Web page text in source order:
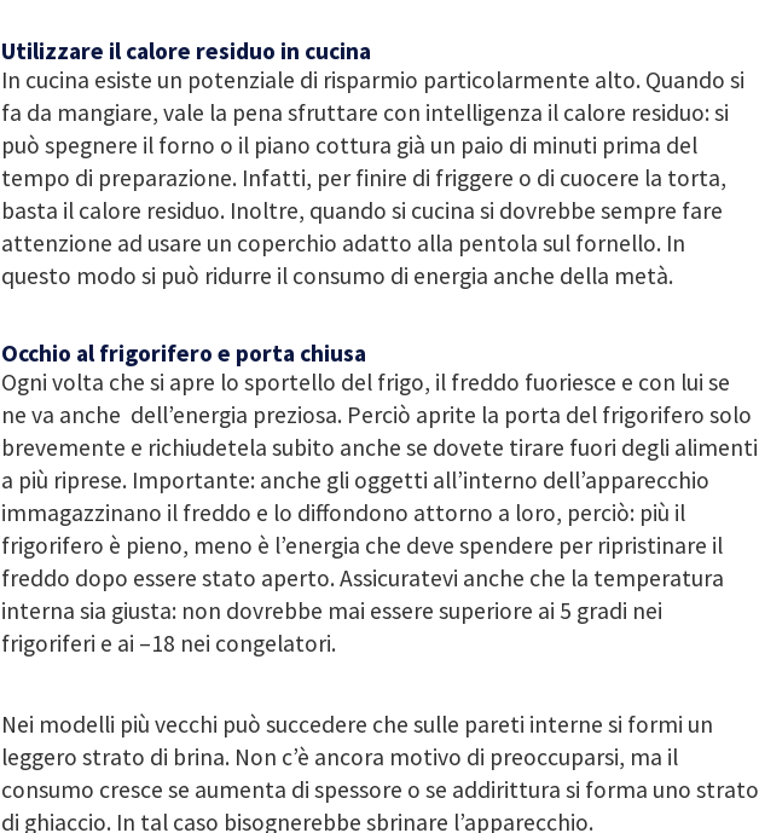
Utilizzare il calore residuo in cucina
In cucina esiste un potenziale di risparmio particolarmente alto. Quando si
fa da mangiare, vale la pena sfruttare con intelligenza il calore residuo: si
può spegnere il forno o il piano cottura già un paio di minuti prima del
tempo di preparazione. Infatti, per finire di friggere o di cuocere la torta,
basta il calore residuo. Inoltre, quando si cucina si dovrebbe sempre fare
attenzione ad usare un coperchio adatto alla pentola sul fornello. In
questo modo si può ridurre il consumo di energia anche della metà.
Occhio al frigorifero e porta chiusa
Ogni volta che si apre lo sportello del frigo, il freddo fuoriesce e con lui se
ne va anche dell’energia preziosa. Perciò aprite la porta del frigorifero solo
brevemente e richiudetela subito anche se dovete tirare fuori degli alimenti
a più riprese. Importante: anche gli oggetti all’interno dell’apparecchio
immagazzinano il freddo e lo diffondono attorno a loro, perciò: più il
frigorifero è pieno, meno è l’energia che deve spendere per ripristinare il
freddo dopo essere stato aperto. Assicuratevi anche che la temperatura
interna sia giusta: non dovrebbe mai essere superiore ai 5 gradi nei
frigoriferi e ai –18 nei congelatori.
Nei modelli più vecchi può succedere che sulle pareti interne si formi un
leggero strato di brina. Non c’è ancora motivo di preoccuparsi, ma il
consumo cresce se aumenta di spessore o se addirittura si forma uno strato
di ghiaccio. In tal caso bisognerebbe sbrinare l’apparecchio.